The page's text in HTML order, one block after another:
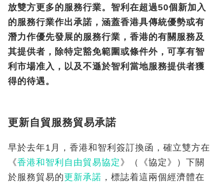
放雙方更多的服務行業。智利在超過50個新加入
的服務行業作出承諾，涵蓋香港具傳統優勢或有
潛力作優先發展的服務行業，香港的有關服務及
其提供者，除特定豁免範圍或條件外，可享有智
利市場准入，以及不遜於智利當地服務提供者獲
得的待遇。
更新自貿服務貿易承諾
早於去年1月，香港和智利簽訂換函，確立雙方在
《香港和智利自由貿易協定 》（《協定》）下關
於服務貿易的更新承諾 ，標誌着這兩個經濟體在